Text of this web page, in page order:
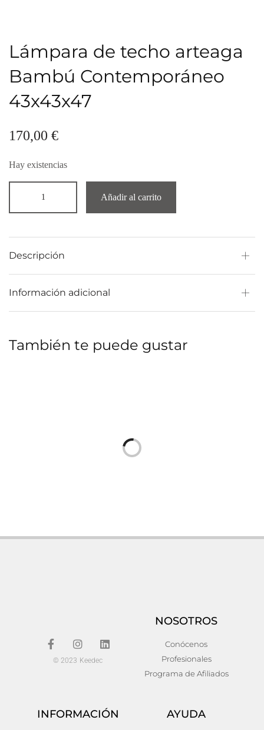
Lámpara de techo arteaga
Bambú Contemporáneo
43x43x47
170,00€
Hay existencias
Añadir al carrito
Descripción
Información adicional
También te puede gustar
Industrial 25x25x66
Industrial 37x37x130
© 2023 Keedec
NOSOTROS
Conócenos
Profesionales
Programa de Afiliados
INFORMACIÓN AYUDA